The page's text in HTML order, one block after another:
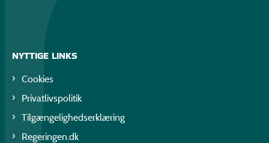
NYTTIGE LINKS
Cookies
Privatlivspolitik
Tilgængelighedserklæring
Regeringen.dk